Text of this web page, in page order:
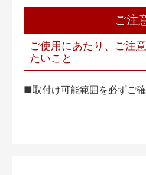
ご注
ご使用にあたり、ご注
たいこと
■取付け可能範囲を必ずご確